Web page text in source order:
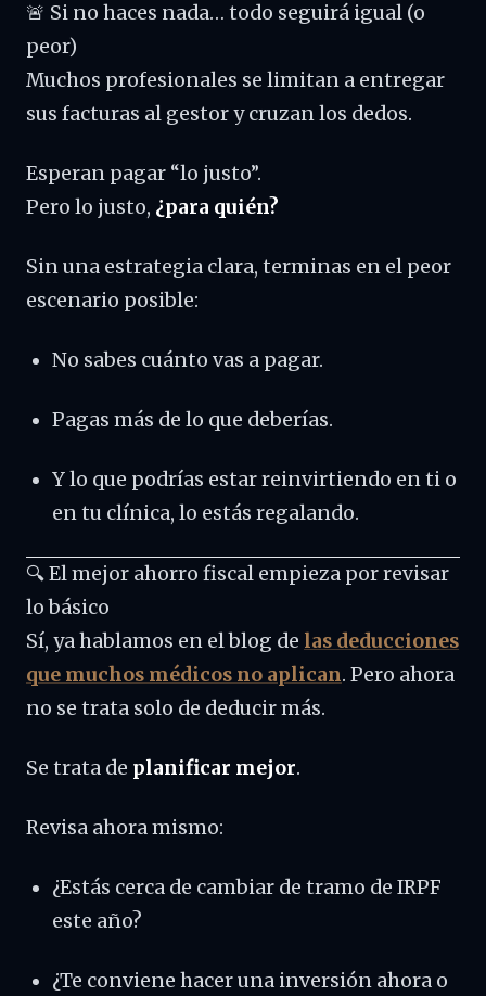
🚨 Si no haces nada… todo seguirá igual (o
peor)
Muchos profesionales se limitan a entregar
sus facturas al gestor y cruzan los dedos.
Esperan pagar “lo justo”.
Pero lo justo, ¿para quién?
Sin una estrategia clara, terminas en el peor
escenario posible:
No sabes cuánto vas a pagar.
Pagas más de lo que deberías.
Y lo que podrías estar reinvirtiendo en ti o
en tu clínica, lo estás regalando.
🔍 El mejor ahorro fiscal empieza por revisar
lo básico
Sí, ya hablamos en el blog de las deducciones
que muchos médicos no aplican. Pero ahora
no se trata solo de deducir más.
Se trata de planificar mejor.
Revisa ahora mismo:
¿Estás cerca de cambiar de tramo de IRPF
este año?
¿Te conviene hacer una inversión ahora o